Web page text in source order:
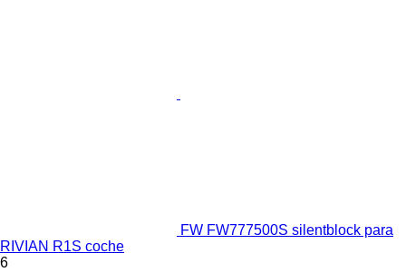
FW FW777500S silentblock para
RIVIAN R1S coche
6